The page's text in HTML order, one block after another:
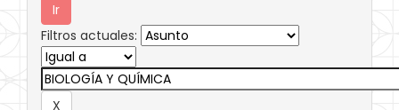
Filtros actuales: